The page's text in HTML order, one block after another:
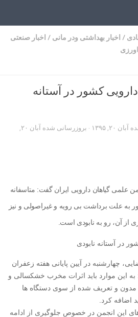
/ اخبار بهداشتی ودر مانی / اخبار صنعتی
کشور در آستانه
آبان ۲۰, ۱۳۹۵ · بروزرسانی شده
آبان ۲۰,
علمی گیاهان دارویی ایران گفت: متاسفانه
به علت برداشت بی رویه و غیراصولی و نیز
از آن، رو به نابودی است.
چهارشنبه در آیین پایانی هفته زعفران
به این موارد باید اثرات مخرب خشکسالی و
مدون و تعریف شده از سوی دستگاه ها
اضافه کرد.
این انجمن در خصوص جلوگیری از ادامه